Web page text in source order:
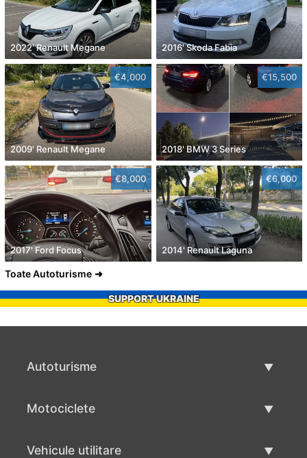
2022' Renault Megane 2016' Skoda Fabia
€4,000
2009' Renault Megane
€15,500
2018' BMW 3 Series
€8,000
2017' Ford Focus
€6,000
2014' Renault Laguna
Toate Autoturisme
SUPPORT UKRAINE
Autoturisme
Motociclete
Vehicule utilitare